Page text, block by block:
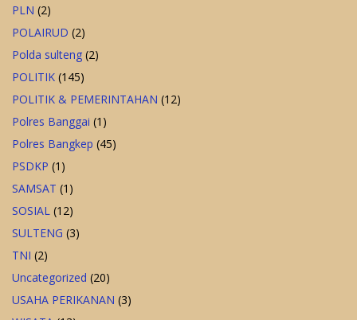
PLN (2)
POLAIRUD (2)
Polda sulteng (2)
POLITIK (145)
POLITIK & PEMERINTAHAN (12)
Polres Banggai (1)
Polres Bangkep (45)
PSDKP (1)
SAMSAT (1)
SOSIAL (12)
SULTENG (3)
TNI (2)
Uncategorized (20)
USAHA PERIKANAN (3)